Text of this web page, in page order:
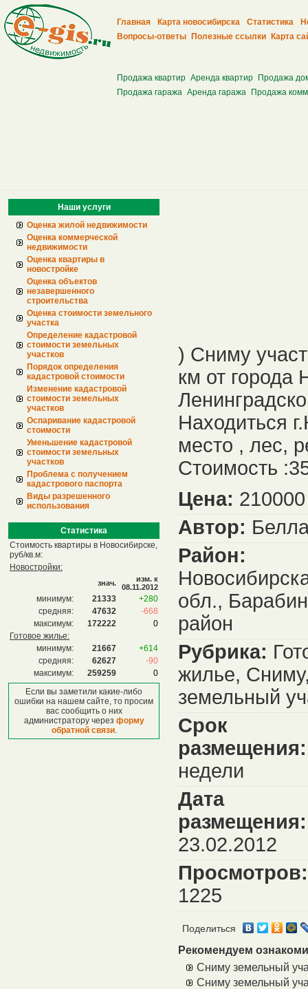
Главная Карта новосибирска Статистика
Вопросы-ответы
Полезные ссылки Карта
Продажа квартир Аренда квартир
Продажа
Продажа гаража Аренда гаража Продажа
Наши услуги
Оценка жилой недвижимости
Оценка коммерческой
недвижимости
Оценка квартиры в
новостройке
Оценка объектов
незавершенного
строительства
Оценка стоимости земельного
участка
Определение кадастровой
стоимости земельных
участков
Порядок определения
кадастровой стоимости
Изменение кадастровой
стоимости земельных
участков
Оспаривание кадастровой
стоимости
Уменьшение кадастровой
стоимости земельных
участков
Проблема с получением
кадастрового паспорта
Виды разрешенного
использования
Статистика
Стоимость квартиры в Новосибирске,
руб/кв.м:
Новостройки:
знач.
изм. к
08.11.2012
минимум: 21333
+280
средняя:
47632
-668
максимум:
172222
0
Готовое жилье:
минимум:
21667
+614
средняя:
62627
-90
максимум:
259259
0
Если вы заметили какие-либо
ошибки на нашем сайте, то просим
вас сообщить о них
администратору через форму
обратной связи.
) Сниму
км от города
Находиться
место , лес,
Стоимость
Цена:
Автор:
Район:
обл.,
район
Рубрика:
жилье,
земельный
Срок
размещения:
недели
Дата
размещения:
23.02.2012
Просмотров:
1225
Поделиться
Рекомендуем
Сниму земельный
Сниму земельный